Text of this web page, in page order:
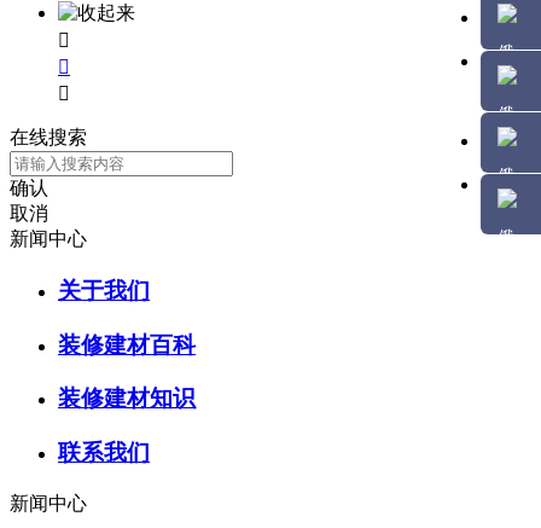



在线搜索
确认
取消
新闻中心
关于我们
装修建材百科
装修建材知识
联系我们
新闻中心